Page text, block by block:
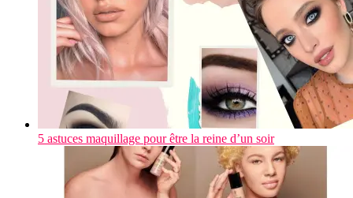
5 astuces maquillage pour être la reine d’un soir